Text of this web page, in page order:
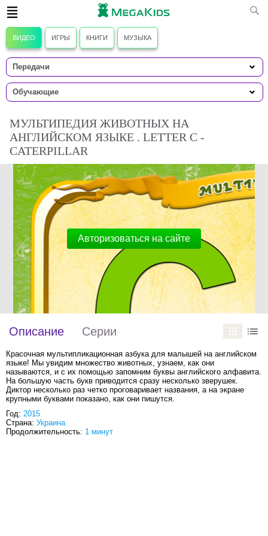
ВИДЕО ИГРЫ КНИГИ МУЗЫКА
Передачи
Мультфильмы
Фильмы
Обучающие
Творческие
МУЛЬТИПЕДИЯ ЖИВОТНЫХ НА
АНГЛИЙСКОМ ЯЗЫКЕ . LETTER C -
CATERPILLAR
Авторизоваться на сайте
Описание Серии
Красочная мультипликационная азбука для малышей на английском
языке! Мы увидим множество животных, узнаем, как они
называются, и с их помощью запомним буквы английского алфавита.
На большую часть букв приводится сразу несколько зверушек.
Диктор несколько раз четко проговаривает названия, а на экране
крупными буквами показано, как они пишутся.
Год: 2015
Страна: Украина
Продолжительность: 1 минут